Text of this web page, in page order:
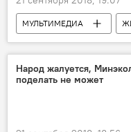
МУЛЬТИМЕДИА
Новости
Новости
Народ жалуется,
поделать не может